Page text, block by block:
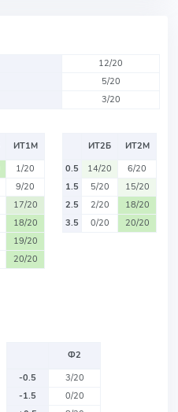
12/20
5/20
3/20
ИТ1М
1/20
9/20
17/20
18/20
19/20
20/20
ИТ2Б
ИТ2М
0.5
14/20
6/20
1.5
5/20
15/20
2.5
2/20
18/20
3.5
0/20 20/20
Ф2
-0.5
3/20
-1.5
0/20